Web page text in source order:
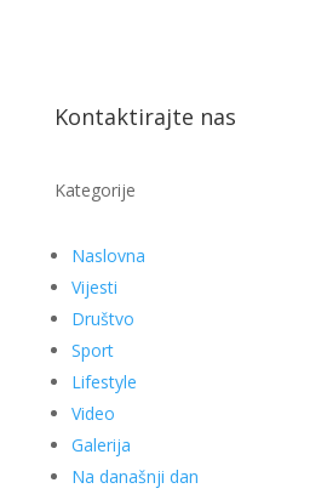
Kontaktirajte nas
Kategorije
Naslovna
Vijesti
Društvo
Sport
Lifestyle
Video
Galerija
Na današnji dan